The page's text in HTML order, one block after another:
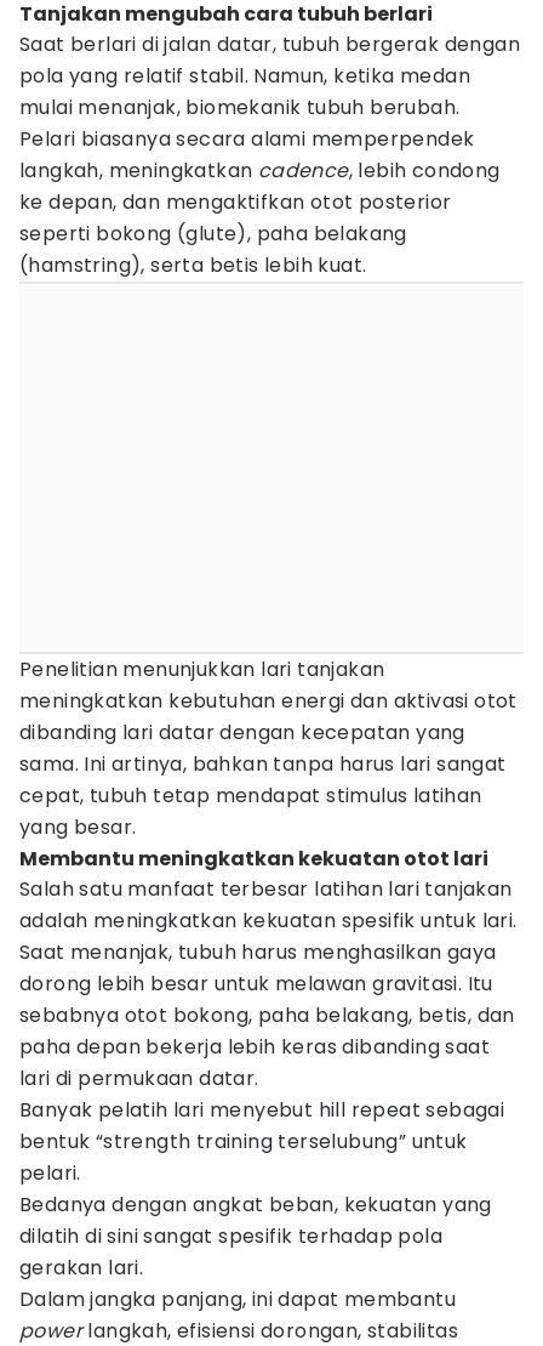
Tanjakan mengubah cara tubuh berlari
Saat berlari di jalan datar, tubuh bergerak dengan
pola yang relatif stabil. Namun, ketika medan
mulai menanjak, biomekanik tubuh berubah.
Pelari biasanya secara alami memperpendek
langkah, meningkatkan cadence, lebih condong
ke depan, dan mengaktifkan otot posterior
seperti bokong (glute), paha belakang
(hamstring), serta betis lebih kuat.
Penelitian menunjukkan lari tanjakan
meningkatkan kebutuhan energi dan aktivasi otot
dibanding lari datar dengan kecepatan yang
sama. Ini artinya, bahkan tanpa harus lari sangat
cepat, tubuh tetap mendapat stimulus latihan
yang besar.
Membantu meningkatkan kekuatan otot lari
Salah satu manfaat terbesar latihan lari tanjakan
adalah meningkatkan kekuatan spesifik untuk lari.
Saat menanjak, tubuh harus menghasilkan gaya
dorong lebih besar untuk melawan gravitasi. Itu
sebabnya otot bokong, paha belakang, betis, dan
paha depan bekerja lebih keras dibanding saat
lari di permukaan datar.
Banyak pelatih lari menyebut hill repeat sebagai
bentuk “strength training terselubung” untuk
pelari.
Bedanya dengan angkat beban, kekuatan yang
dilatih di sini sangat spesifik terhadap pola
gerakan lari.
Dalam jangka panjang, ini dapat membantu
powerlangkah, efisiensi dorongan, stabilitas